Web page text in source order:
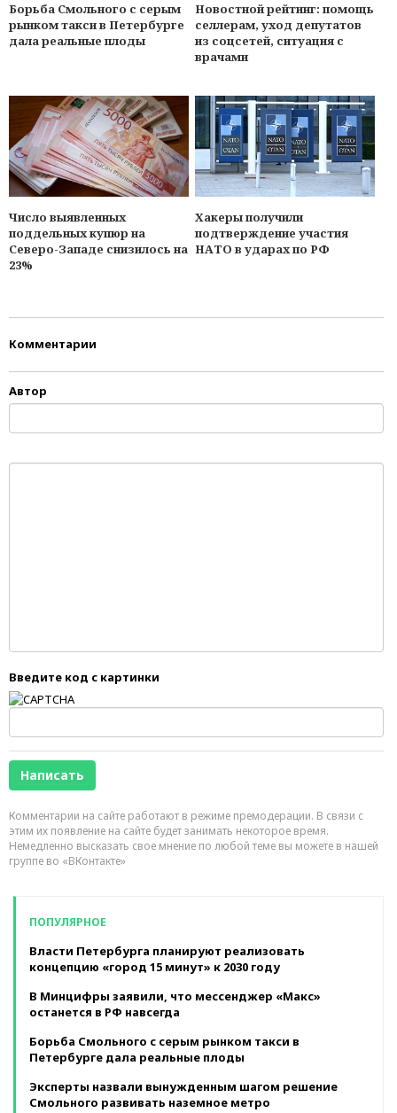
Борьба Смольного с серым
рынком такси в Петербурге
дала реальные плоды
Новостной рейтинг: помощь
селлерам, уход депутатов
из соцсетей, ситуация с
врачами
Число выявленных
поддельных купюр на
Северо-Западе снизилось на
23%
Хакеры получили
подтверждение участия
НАТО в ударах по РФ
Комментарии
Автор
Введите код с картинки
Комментарии на сайте работают в режиме премодерации. В связи с
этим их появление на сайте будет занимать некоторое время.
Немедленно высказать свое мнение по любой теме вы можете в нашей
группе во «ВКонтакте»
ПОПУЛЯРНОЕ
Власти Петербурга планируют реализовать
концепцию «город 15 минут» к 2030 году
В Минцифры заявили, что мессенджер «Макс»
останется в РФ навсегда
Борьба Смольного с серым рынком такси в
Петербурге дала реальные плоды
Эксперты назвали вынужденным шагом решение
Смольного развивать наземное метро